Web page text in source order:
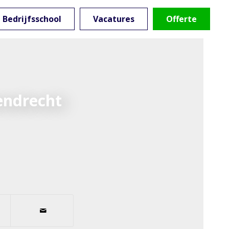
Bedrijfsschool Vacatures Offerte